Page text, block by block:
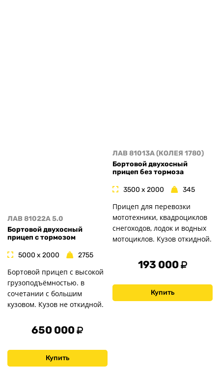
ЛАВ 81022A 5.0
Бортовой двухосный
прицеп с тормозом
5000 x 2000 2755
Бортовой прицеп с высокой
грузоподъёмностью. в
сочетании с большим
кузовом. Кузов не откидной.
650 000
Купить
ЛАВ 81013A (КОЛЕЯ 1780)
Бортовой двухосный
прицеп без тормоза
3500 x 2000 345
Прицеп для перевозки
мототехники, квадроциклов
снегоходов, лодок и водных
мотоциклов. Кузов откидной.
193 000
Купить